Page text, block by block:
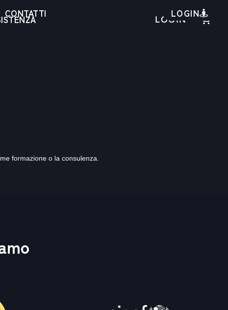
CONTATTI LOGIN
LOGIN
formazione o la consulenza.